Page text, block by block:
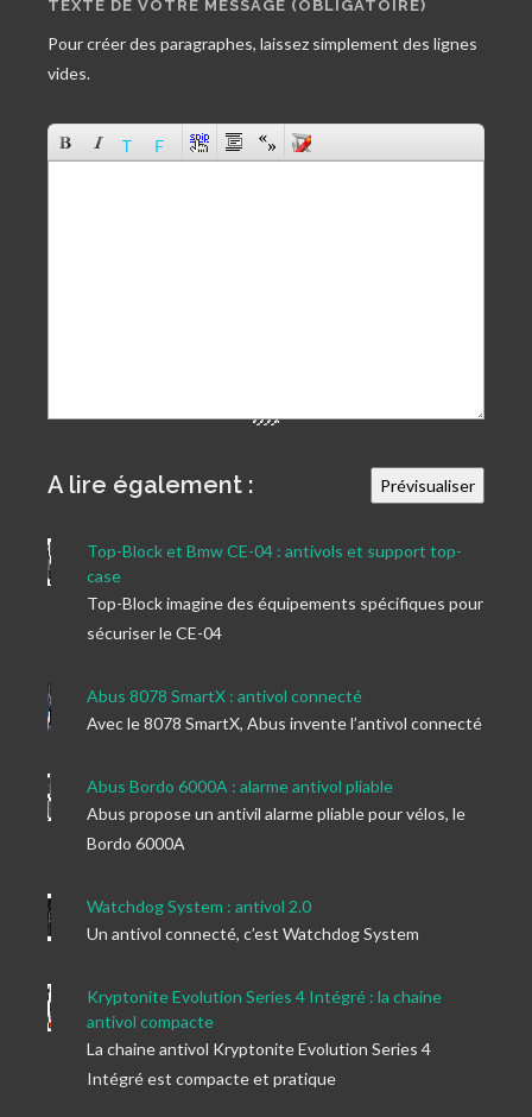
TEXTE DE VOTRE MESSAGE (OBLIGATOIRE)
Pour créer des paragraphes, laissez simplement des lignes
vides.
A lire également :
Top-Block et Bmw CE-04 : antivols et support top-
case
Top-Block imagine des équipements spécifiques pour
sécuriser le CE-04
Abus 8078 SmartX : antivol connecté
Avec le 8078 SmartX, Abus invente l’antivol connecté
Abus Bordo 6000A : alarme antivol pliable
Abus propose un antivil alarme pliable pour vélos, le
Bordo 6000A
Watchdog System : antivol 2.0
Un antivol connecté, c’est Watchdog System
Kryptonite Evolution Series 4 Intégré : la chaine
antivol compacte
La chaine antivol Kryptonite Evolution Series 4
Intégré est compacte et pratique